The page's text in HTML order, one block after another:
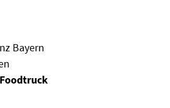
Bayern